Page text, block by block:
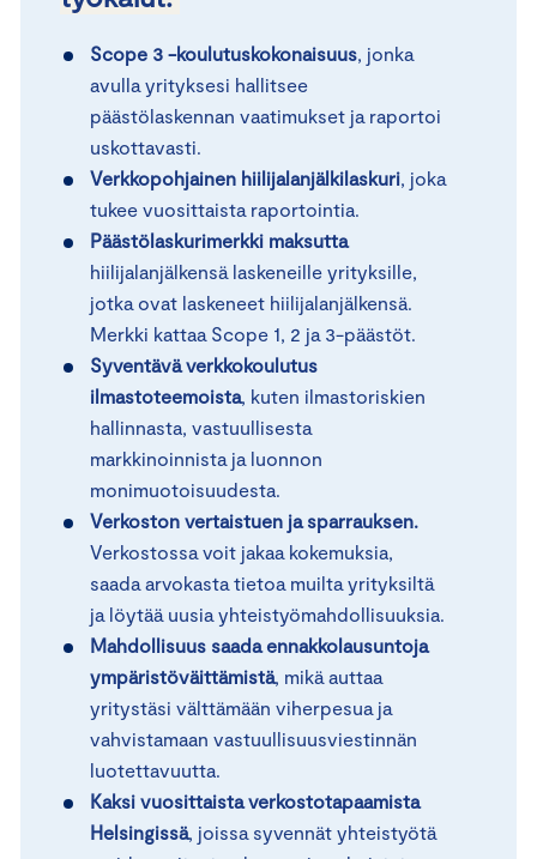
Scope 3 -koulutuskokonaisuus, jonka
avulla yrityksesi hallitsee
päästölaskennan vaatimukset ja raportoi
uskottavasti.
Verkkopohjainen hiilijalanjälkilaskuri, joka
tukee vuosittaista raportointia.
Päästölaskurimerkki maksutta
hiilijalanjälkensä laskeneille yrityksille,
jotka ovat laskeneet hiilijalanjälkensä.
Merkki kattaa Scope 1, 2 ja 3-päästöt.
Syventävä verkkokoulutus
ilmastoteemoista, kuten ilmastoriskien
hallinnasta, vastuullisesta
markkinoinnista ja luonnon
monimuotoisuudesta.
Verkoston vertaistuen ja sparrauksen.
Verkostossa voit jakaa kokemuksia,
saada arvokasta tietoa muilta yrityksiltä
ja löytää uusia yhteistyömahdollisuuksia.
Mahdollisuus saada ennakkolausuntoja
ympäristöväittämistä, mikä auttaa
yritystäsi välttämään viherpesua ja
vahvistamaan vastuullisuusviestinnän
luotettavuutta.
Kaksi vuosittaista verkostotapaamista
Helsingissä, joissa syvennät yhteistyötä